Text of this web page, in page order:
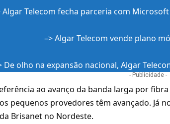
Algar Telecom fecha parceria com
–>Algar Telecom vende plano
De olho na expansão nacional, Algar
- Publicidade -
ao avanço da banda larga por
pequenos provedores têm avançado. Já
Brisanet no Nordeste.